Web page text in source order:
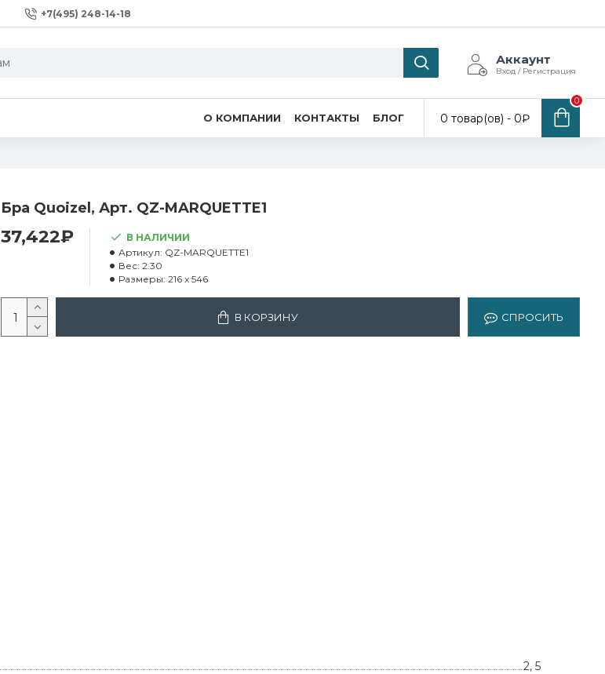
+7(495) 248-14-18
Аккаунт
Вход / Регистрация
О КОМПАНИИ КОНТАКТЫ БЛОГ 0 товар(ов) - 0₽
0
Бра Quoizel, Арт. QZ-MARQUETTE1
37,422₽
В НАЛИЧИИ
Артикул: QZ-MARQUETTE1
Вес: 2.30
Размеры: 216 x 546
В КОРЗИНУ СПРОСИТЬ
2, 5